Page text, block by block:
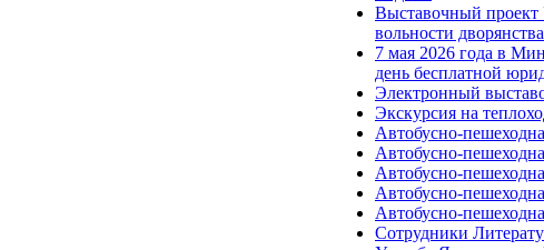
Выставочный проект
вольности
7 мая 2026 года в
день бесплатной
Электронный
Экскурсия на
Автобусно-
Автобусно-
Автобусно-
Автобусно-
Автобусно-
Сотрудники